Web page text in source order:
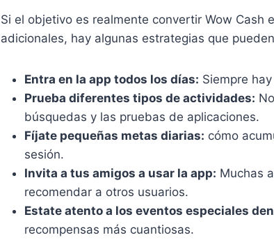
Si el objetivo es realmente convertir Wow Cash
adicionales, hay algunas estrategias que
Entra en la app todos los días: Siempre
Prueba diferentes tipos de actividades:
búsquedas y las pruebas de aplicaciones.
Fíjate pequeñas metas diarias: cómo
sesión.
Invita a tus amigos a usar la app: Muchas
recomendar a otros usuarios.
Estate atento a los eventos especiales
recompensas más cuantiosas.